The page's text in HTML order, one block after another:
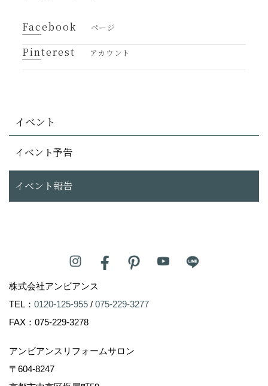
Facebook ページ
Pinterest アカウント
イベント
イベント予告
イベント報告
株式会社アンビアンス
TEL： 0120-125-955 / 075-229-3277
FAX：075-229-3278
アンビアンスリフォームサロン
〒604-8247